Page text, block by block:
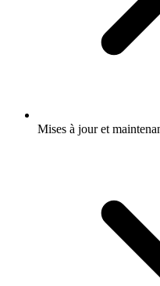
Mises à jour et